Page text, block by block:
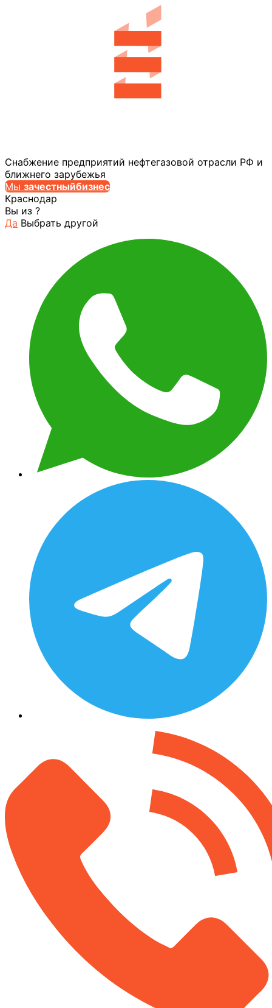
Снабжение предприятий нефтегазовой отрасли РФ и
ближнего зарубежья
Мы зачестныйбизнес
Краснодар
Вы из ?
Да Выбрать другой